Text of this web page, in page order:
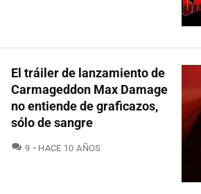
El tráiler de lanzamiento de
Carmageddon Max Damage
no entiende de graficazos,
sólo de sangre
9 COMENTARIOS
HACE 10 AÑOS